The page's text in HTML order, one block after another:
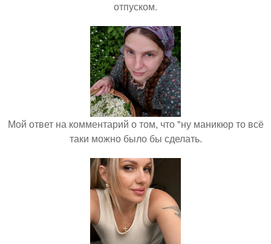
отпуском.
Мой ответ на комментарий о том, что "ну маникюр то всё
таки можно было бы сделать.